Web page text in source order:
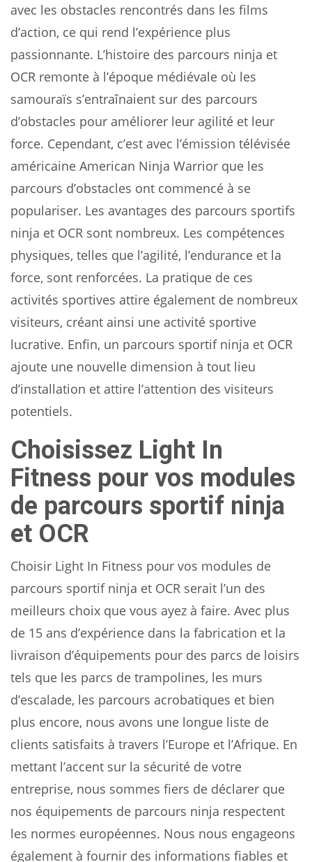
avec les obstacles rencontrés dans les films
d’action, ce qui rend l’expérience plus
passionnante. L’histoire des parcours ninja et
OCR remonte à l’époque médiévale où les
samouraïs s’entraînaient sur des parcours
d’obstacles pour améliorer leur agilité et leur
force. Cependant, c’est avec l’émission télévisée
américaine American Ninja Warrior que les
parcours d’obstacles ont commencé à se
populariser. Les avantages des parcours sportifs
ninja et OCR sont nombreux. Les compétences
physiques, telles que l’agilité, l’endurance et la
force, sont renforcées. La pratique de ces
activités sportives attire également de nombreux
visiteurs, créant ainsi une activité sportive
lucrative. Enfin, un parcours sportif ninja et OCR
ajoute une nouvelle dimension à tout lieu
d’installation et attire l’attention des visiteurs
potentiels.
Choisissez Light In
Fitness pour vos modules
de parcours sportif ninja
et OCR
Choisir Light In Fitness pour vos modules de
parcours sportif ninja et OCR serait l’un des
meilleurs choix que vous ayez à faire. Avec plus
de 15 ans d’expérience dans la fabrication et la
livraison d’équipements pour des parcs de loisirs
tels que les parcs de trampolines, les murs
d’escalade, les parcours acrobatiques et bien
plus encore, nous avons une longue liste de
clients satisfaits à travers l’Europe et l’Afrique. En
mettant l’accent sur la sécurité de votre
entreprise, nous sommes fiers de déclarer que
nos équipements de parcours ninja respectent
les normes européennes. Nous nous engageons
également à fournir des informations fiables et